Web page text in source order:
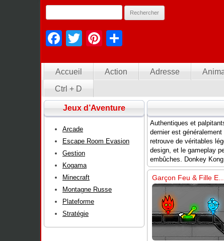
Facebook
TwitterPinterest
Accueil Action Adresse
Ctrl + D
Authentiques et
dernier est
retrouve de véritables
design, et le gameplay
embûches. Donkey
Jeux d’Aventure
Arcade
Escape Room Evasion
Gestion
Kogama
Minecraft
Montagne Russe
Plateforme
Stratégie